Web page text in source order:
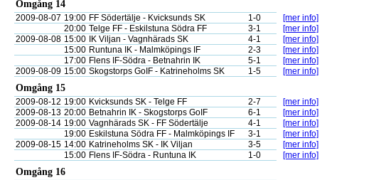
Omgång 14
2009-08-07 19:00 FF Södertälje - Kvicksunds SK 1-0
[mer info]
20:00 Telge FF - Eskilstuna Södra FF 3-1
[mer info]
2009-08-08 15:00 IK Viljan - Vagnhärads SK 4-1
[mer info]
15:00 Runtuna IK - Malmköpings IF 2-3
[mer info]
17:00 Flens IF-Södra - Betnahrin IK 5-1
[mer info]
2009-08-09 15:00 Skogstorps GoIF - Katrineholms SK 1-5 [mer info]
Omgång 15
2009-08-12 19:00 Kvicksunds SK - Telge FF 2-7
[mer info]
2009-08-13 20:00 Betnahrin IK - Skogstorps GoIF 6-1
[mer info]
2009-08-14 19:00 Vagnhärads SK - FF Södertälje 4-1
[mer info]
19:00 Eskilstuna Södra FF - Malmköpings IF 3-1
[mer info]
2009-08-15 14:00 Katrineholms SK - IK Viljan 3-5
[mer info]
15:00 Flens IF-Södra - Runtuna IK 1-0 [mer info]
Omgång 16